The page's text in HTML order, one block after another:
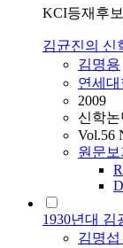
KCI등재후보
김균진의 신
김명용
연세
2009
신학
Vol.56
원문보
1930년대
김명섭